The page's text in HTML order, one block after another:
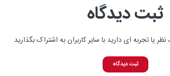
ثبت دیدگاه
نظر یا تجربه ای دارید با سایر کاربران به اشتراک بگذارید
ثبت دیدگاه